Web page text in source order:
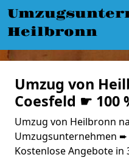
Heilbronn
Umzug von
Coesfeld ☛ 100
Umzug von Heilbronn
Umzugsunternehmen ➨
Kostenlose Angebote in